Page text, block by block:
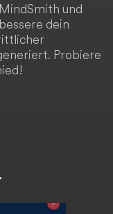
und
dein
Probiere